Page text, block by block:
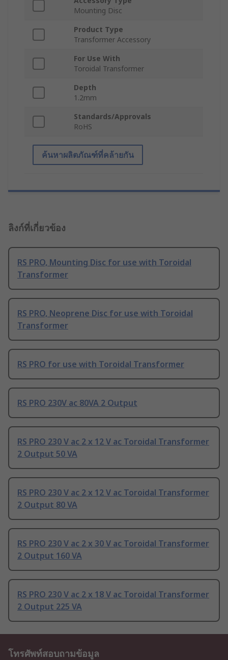
Mounting Disc
Product Type
Transformer Accessory
For Use With
Toroidal Transformer
Depth
1.2mm
Standards/Approvals
RoHS
ค้นหาผลิตภัณฑ์ที่คล้ายกัน
ลิงก์ที่เกี่ยวข้อง
RS PRO, Mounting Disc for use with Toroidal
Transformer
RS PRO, Neoprene Disc for use with Toroidal
Transformer
RS PRO for use with Toroidal Transformer
RS PRO 230V ac 80VA 2 Output
RS PRO 230 V ac 2 x 12 V ac Toroidal Transformer
2 Output 50 VA
RS PRO 230 V ac 2 x 12 V ac Toroidal Transformer
2 Output 80 VA
RS PRO 230 V ac 2 x 30 V ac Toroidal Transformer
2 Output 160 VA
RS PRO 230 V ac 2 x 18 V ac Toroidal Transformer
2 Output 225 VA
โทรศัพท์สอบถามข้อมูล